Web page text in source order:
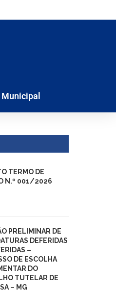
TERMO DE
N.º 001/2026
PRELIMINAR DE
DEFERIDAS
–
DE ESCOLHA
DO
TUTELAR DE
– MG